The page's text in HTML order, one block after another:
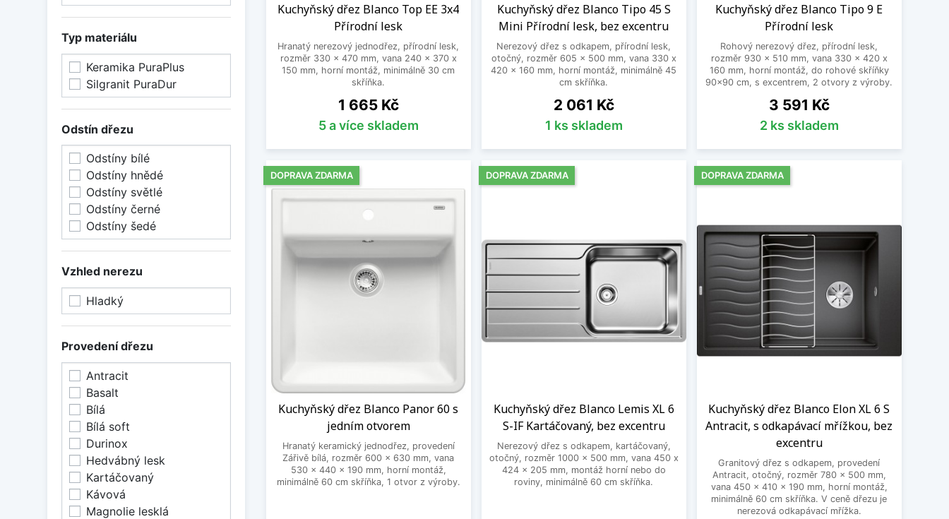
Typ materiálu
Keramika PuraPlus
Silgranit PuraDur
Odstín dřezu
Odstíny bílé
Odstíny hnědé
Odstíny světlé
Odstíny černé
Odstíny šedé
Vzhled nerezu
Hladký
Provedení dřezu
Antracit
Basalt
Bílá
Bílá soft
Durinox
Hedvábný lesk
Kartáčovaný
Kávová
Magnolie lesklá
Kuchyňský dřez Blanco Top EE 3x4
Přírodní lesk
Hranatý nerezový jednodřez, přírodní lesk,
rozměr 330 x 470 mm, vana 240 x 370 x
150 mm, horní montáž, minimálně 30 cm
skříňka.
Cena
1 665 Kč
5 a více skladem
Kuchyňský dřez Blanco Tipo 45 S
Mini Přírodní lesk, bez excentru
Nerezový dřez s odkapem, přírodní lesk,
otočný, rozměr 605 x 500 mm, vana 330 x
420 x 160 mm, horní montáž, minimálně 45
cm skříňka.
Cena
2 061 Kč
1 ks skladem
Kuchyňský dřez Blanco Tipo 9 E
Přírodní lesk
Rohový nerezový dřez, přírodní lesk,
rozměr 930 x 510 mm, vana 330 x 420 x
160 mm, horní montáž, do rohové skříňky
90x90 cm, s excentrem, 2 otvory z výroby.
Cena
3 591 Kč
2 ks skladem
Kuchyňský dřez Blanco Panor 60 s
jedním otvorem
Hranatý keramický jednodřez, provedení
Zářivě bílá, rozměr 600 x 630 mm, vana
530 x 440 x 190 mm, horní montáž,
minimálně 60 cm skříňka, 1 otvor z výroby.
DOPRAVA ZDARMA
Kuchyňský dřez Blanco Lemis XL 6
S-IF Kartáčovaný, bez excentru
Nerezový dřez s odkapem, kartáčovaný,
otočný, rozměr 1000 x 500 mm, vana 450 x
424 x 205 mm, montáž horní nebo do
roviny, minimálně 60 cm skříňka.
DOPRAVA ZDARMA
Kuchyňský dřez Blanco Elon XL 6 S
Antracit, s odkapávací mřížkou, bez
excentru
Granitový dřez s odkapem, provedení
Antracit, otočný, rozměr 780 x 500 mm,
vana 450 x 410 x 190 mm, horní montáž,
minimálně 60 cm skříňka. V ceně dřezu je
nerezová odkapávací mřížka.
DOPRAVA ZDARMA